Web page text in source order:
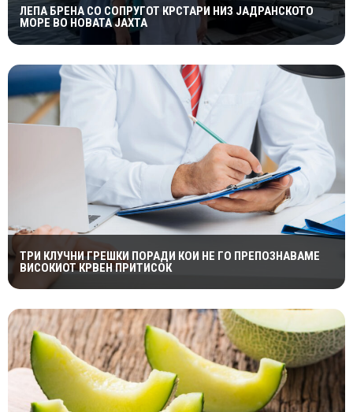
ЛЕПА БРЕНА СО СОПРУГОТ КРСТАРИ НИЗ ЈАДРАНСКОТО
МОРЕ ВО НОВАТА ЈАХТА
ТРИ КЛУЧНИ ГРЕШКИ ПОРАДИ КОИ НЕ ГО ПРЕПОЗНАВАМЕ
ВИСОКИОТ КРВЕН ПРИТИСОК